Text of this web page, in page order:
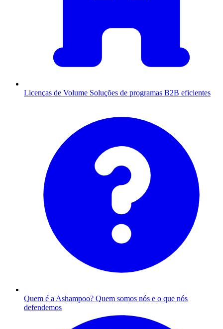
Licenças de Volume Soluções de programas B2B eficientes
Quem é a Ashampoo? Quem somos nós e o que nós
defendemos